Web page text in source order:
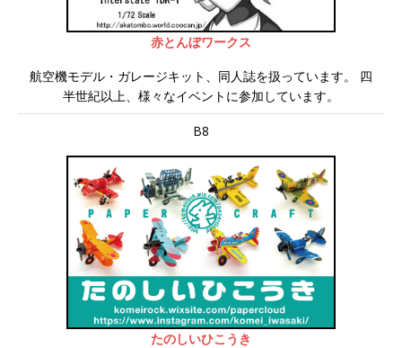
赤とんぼワークス
航空機モデル・ガレージキット、同人誌を扱っています。 四
半世紀以上、様々なイベントに参加しています。
B8
たのしいひこうき